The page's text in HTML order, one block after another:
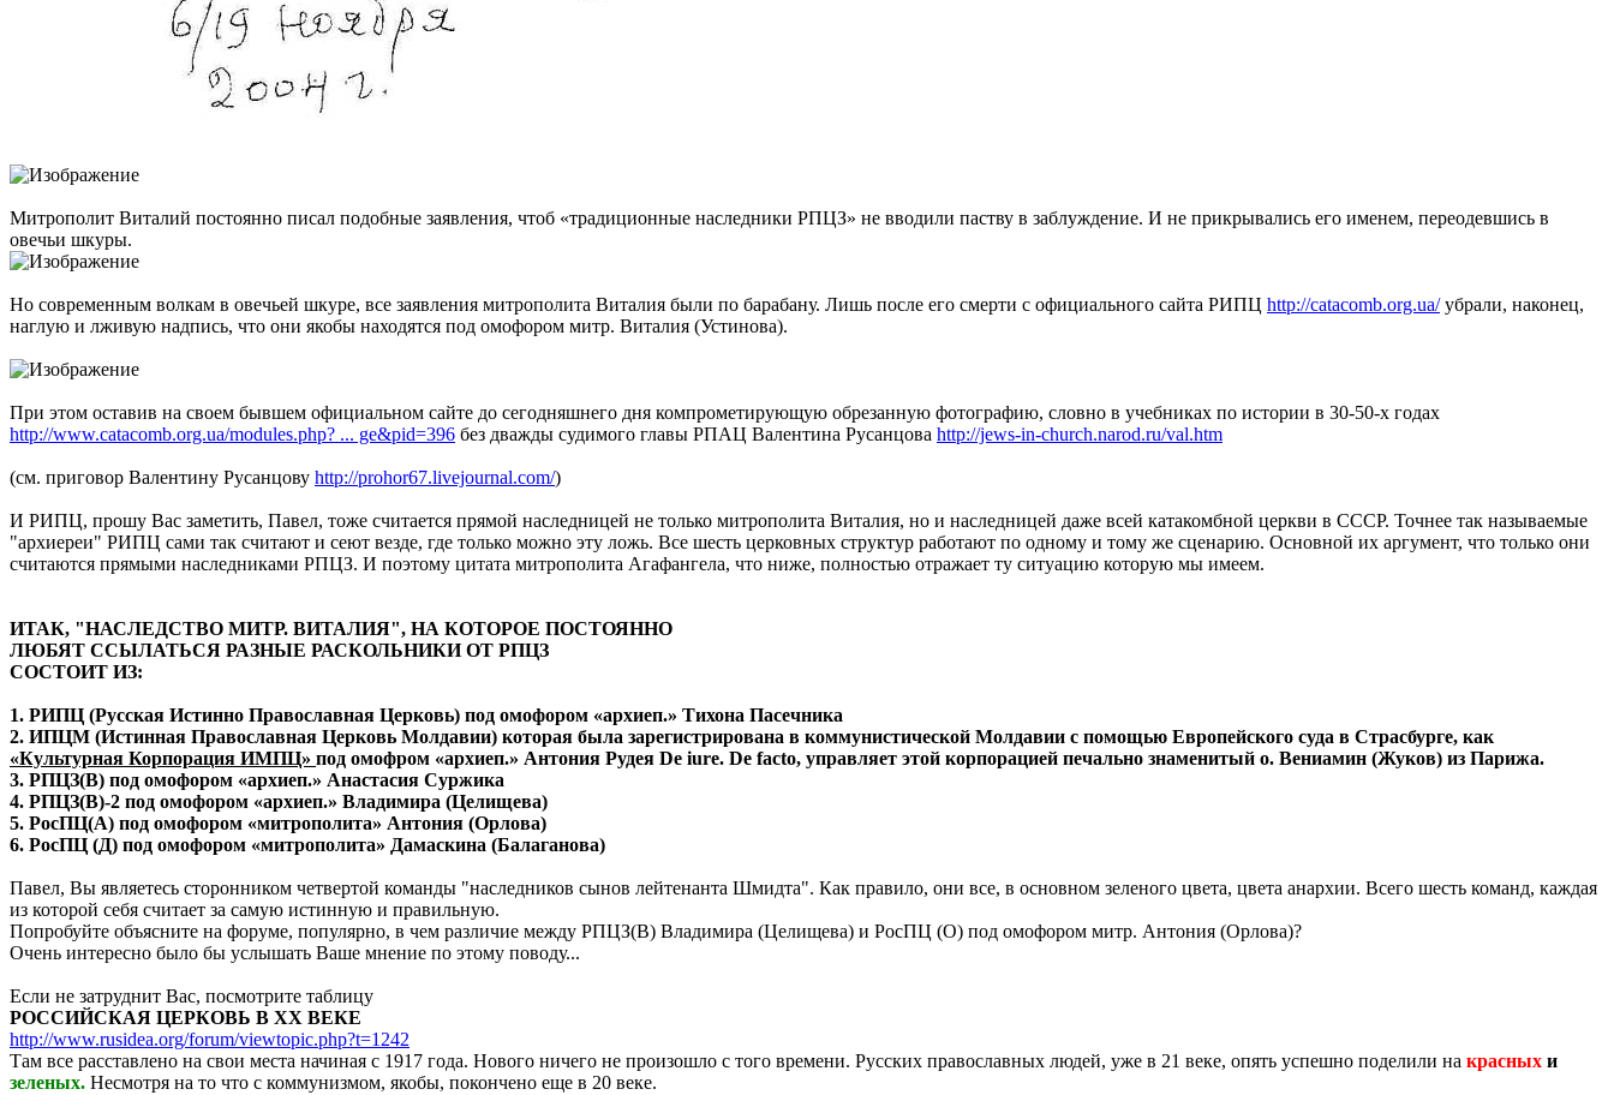
Митрополит Виталий постоянно писал подобные заявления, чтоб «традиционные наследники РПЦЗ» не вводили паству в заблуждение. И не прикрывались его именем, переодевшись в
овечьи шкуры.
Но современным волкам в овечьей шкуре, все заявления митрополита Виталия были по барабану. Лишь после его смерти с официального сайта РИПЦ http://catacomb.org.ua/убрали, наконец,
наглую и лживую надпись, что они якобы находятся под омофором митр. Виталия (Устинова).
При этом оставив на своем бывшем официальном сайте до сегодняшнего дня компрометирующую обрезанную фотографию, словно в учебниках по истории в 30-50-х годах
http://www.catacomb.org.ua/modules.php? ... ge&pid=396 без дважды судимого главы РПАЦ Валентина Русанцова http://jews-in-church.narod.ru/val.htm
(см. приговор Валентину Русанцову http://prohor67.livejournal.com/)
И РИПЦ, прошу Вас заметить, Павел, тоже считается прямой наследницей не только митрополита Виталия, но и наследницей даже всей катакомбной церкви в СССР. Точнее так называемые
"архиереи" РИПЦ сами так считают и сеют везде, где только можно эту ложь. Все шесть церковных структур работают по одному и тому же сценарию. Основной их аргумент, что только они
считаются прямыми наследниками РПЦЗ. И поэтому цитата митрополита Агафангела, что ниже, полностью отражает ту ситуацию которую мы имеем.
ИТАК, "НАСЛЕДСТВО МИТР. ВИТАЛИЯ", НА КОТОРОЕ ПОСТОЯННО
ЛЮБЯТ ССЫЛАТЬСЯ РАЗНЫЕ РАСКОЛЬНИКИ ОТ РПЦЗ
СОСТОИТ ИЗ:
1. РИПЦ (Русская Истинно Православная Церковь) под омофором «архиеп.» Тихона Пасечника
2. ИПЦМ (Истинная Православная Церковь Молдавии) которая была зарегистрирована в коммунистической Молдавии с помощью Европейского суда в Страсбурге, как
«Культурная Корпорация ИМПЦ» под омофром «архиеп.» Антония Рудея De iure. De facto, управляет этой корпорацией печально знаменитый о. Вениамин (Жуков) из Парижа.
3. РПЦЗ(В) под омофором «архиеп.» Анастасия Суржика
4. РПЦЗ(В)-2 под омофором «архиеп.» Владимира (Целищева)
5. РосПЦ(А) под омофором «митрополита» Антония (Орлова)
6. РосПЦ (Д) под омофором «митрополита» Дамаскина (Балаганова)
Павел, Вы являетесь сторонником четвертой команды "наследников сынов лейтенанта Шмидта". Как правило, они все, в основном зеленого цвета, цвета анархии. Всего шесть команд, каждая
из которой себя считает за самую истинную и правильную.
Попробуйте объясните на форуме, популярно, в чем различие между РПЦЗ(В) Владимира (Целищева) и РосПЦ (О) под омофором митр. Антония (Орлова)?
Очень интересно было бы услышать Ваше мнение по этому поводу...
Если не затруднит Вас, посмотрите таблицу
РОССИЙСКАЯ ЦЕРКОВЬ В XX ВЕКЕ
http://www.rusidea.org/forum/viewtopic.php?t=1242
Там все расставлено на свои места начиная с 1917 года. Нового ничего не произошло с того времени. Русских православных людей, уже в 21 веке, опять успешно поделили на красных и
зеленых. Несмотря на то что с коммунизмом, якобы, покончено еще в 20 веке.